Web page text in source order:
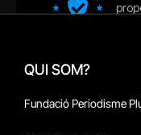
QUI SOM?
Fundació Periodisme